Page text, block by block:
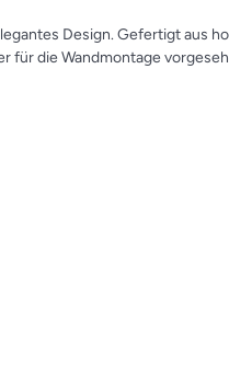
Design. Gefertigt aus
die Wandmontage